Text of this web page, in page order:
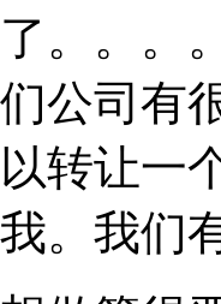
了。。。
们公司有
以转让一
我。我们